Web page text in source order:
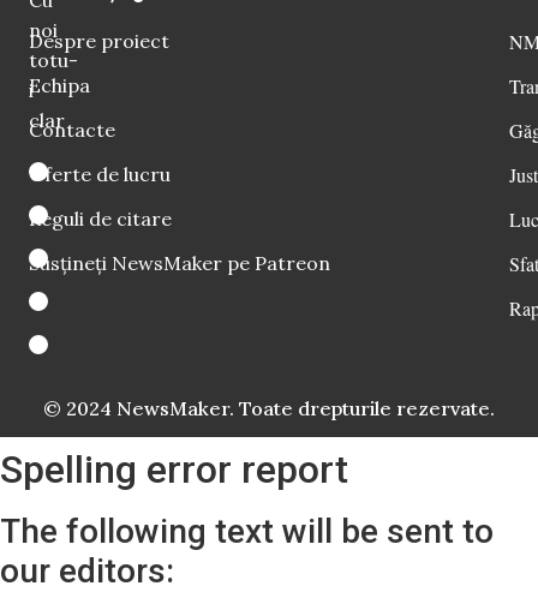
noi
totu-
i
clar
Despre proiect
Echipa
Contacte
Oferte de lucru
Reguli de citare
Susțineți NewsMaker pe Patreon
© 2024 NewsMaker. Toate drepturile rezervate.
Spelling error report
The following text will be sent to
our editors: